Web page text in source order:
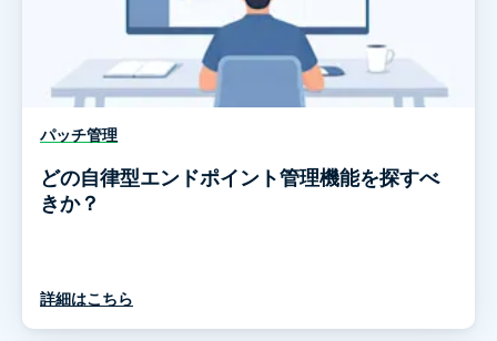
パッチ管理
どの自律型エンドポイント管理機能を探すべ
きか？
詳細はこちら